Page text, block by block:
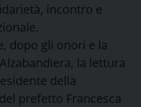
incontro e
dopo gli onori e la
la lettura
della
prefetto Francesca